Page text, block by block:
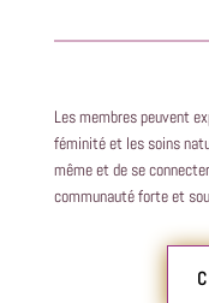
Les membres peuvent
féminité et les soins
même et de se
communauté forte et